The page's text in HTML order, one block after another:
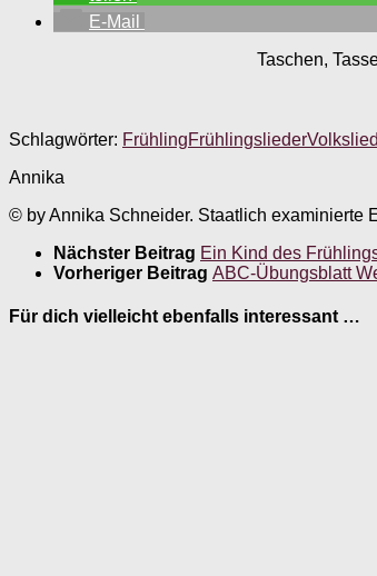
E-Mail
Taschen,
Schlagwörter: FrühlingFrühlingslieder
Annika
© by Annika Schneider. Staatlich examinierte
Nächster Beitrag Ein Kind des
Vorheriger Beitrag ABC-Übungsblatt
Für dich vielleicht ebenfalls interessant …